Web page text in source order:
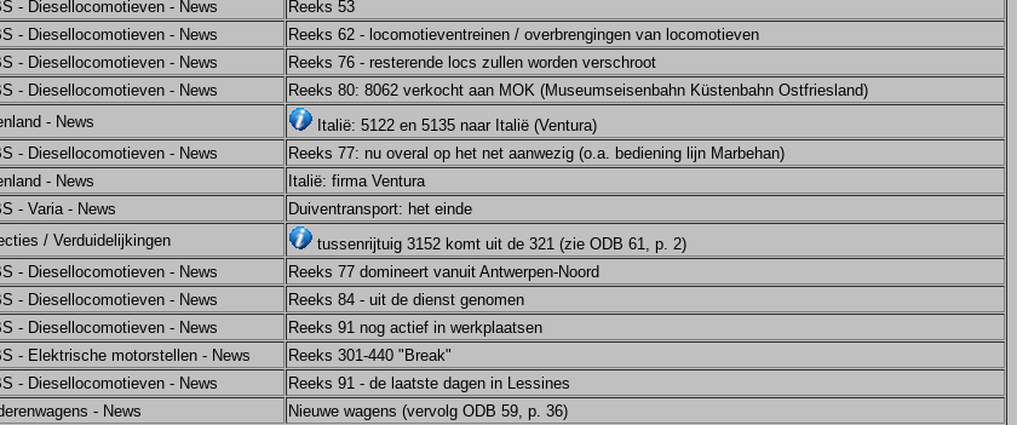
- Diesellocomotieven - News
Reeks 53
- Diesellocomotieven - News
Reeks 62 - locomotieventreinen / overbrengingen van locomotieven
- Diesellocomotieven - News
Reeks 76 - resterende locs zullen worden verschroot
- Diesellocomotieven - News
Reeks 80: 8062 verkocht aan MOK (Museumseisenbahn Küstenbahn Ostfriesland)
- News
Italië: 5122 en 5135 naar Italië (Ventura)
- Diesellocomotieven - News
Reeks 77: nu overal op het net aanwezig (o.a. bediening lijn Marbehan)
- News
Italië: firma Ventura
- Varia - News
Duiventransport: het einde
/ Verduidelijkingen
tussenrijtuig 3152 komt uit de 321 (zie ODB 61, p. 2)
- Diesellocomotieven - News
Reeks 77 domineert vanuit Antwerpen-Noord
- Diesellocomotieven - News
Reeks 84 - uit de dienst genomen
- Diesellocomotieven - News
Reeks 91 nog actief in werkplaatsen
- Elektrische motorstellen - News
Reeks 301-440 "Break"
- Diesellocomotieven - News
Reeks 91 - de laatste dagen in Lessines
- News Nieuwe wagens (vervolg ODB 59, p. 36)